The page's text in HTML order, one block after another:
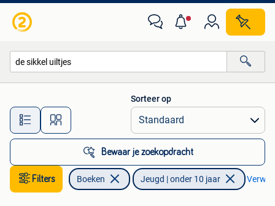
Alle afstanden…
Sorteer op
Bewaar je zoekopdracht
Filters Boeken Jeugd | onder 10 jaar